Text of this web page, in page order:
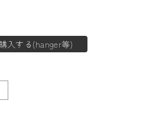
入する(hanger等)